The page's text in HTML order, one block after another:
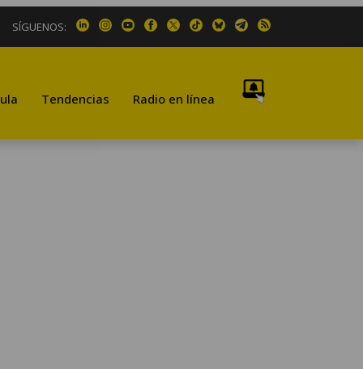
SÍGUENOS:
Tendencias Radio en línea